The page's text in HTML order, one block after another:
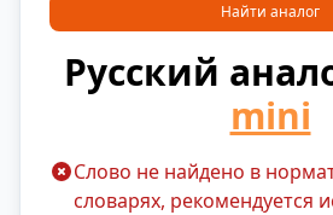
Найти аналог
Русский
mini
Слово не найдено в
словарях, рекомендуется